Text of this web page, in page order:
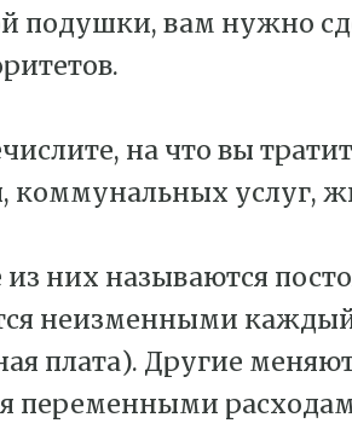
подушки, вам нужно
на что вы
коммунальных услуг,
них называются
неизменными
плата). Другие
переменными